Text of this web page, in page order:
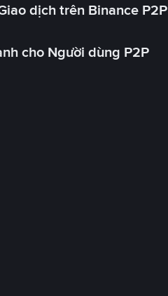
dịch trên Binance P2P
cho Người dùng P2P